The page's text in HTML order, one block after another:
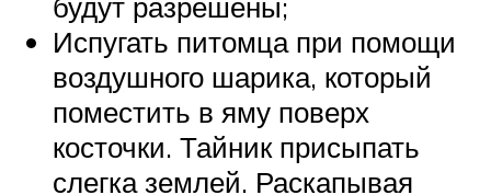
Испугать питомца при помощи
воздушного шарика, который
поместить в яму поверх
косточки. Тайник присыпать
слегка землей. Раскапывая